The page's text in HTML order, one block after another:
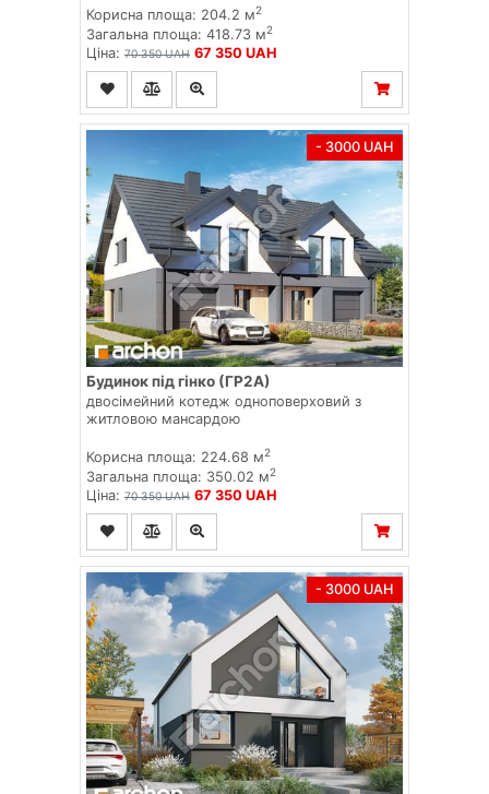
Корисна площа: 204.2 м2
Загальна площа: 418.73 м2
Ціна: 70 350 UAH 67 350 UAH
- 3000 UAH
Будинок під гінко (ГР2А)
двосімейний котедж одноповерховий з
житловою мансардою
Корисна площа: 224.68 м2
Загальна площа: 350.02 м2
Ціна: 70 350 UAH 67 350 UAH
- 3000 UAH